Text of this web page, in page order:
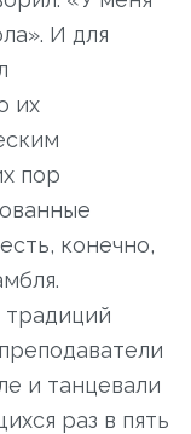
И для
их
пор
конечно,
традиций
и танцевали
раз в пять